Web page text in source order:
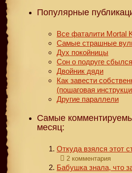
Популярные
Все фаталити Mortal
Самые страшные
Дух покойницы
Сон о подруге сбылся
Двойник дяди
Как завести
(пошаговая
Другие параллели
Самые
месяц:
Откуда взялся этот
2 комментария
Бабушка знала, что